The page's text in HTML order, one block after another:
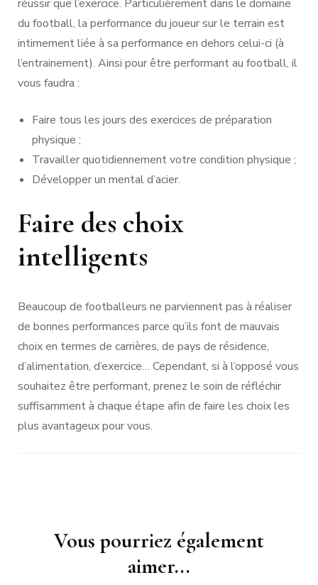
réussir que l’exercice. Particulièrement dans le domaine
du football, la performance du joueur sur le terrain est
intimement liée à sa performance en dehors celui-ci (à
l’entrainement). Ainsi pour être performant au football, il
vous faudra :
Faire tous les jours des exercices de préparation
physique ;
Travailler quotidiennement votre condition physique ;
Développer un mental d’acier.
Faire des choix
intelligents
Beaucoup de footballeurs ne parviennent pas à réaliser
de bonnes performances parce qu’ils font de mauvais
choix en termes de carrières, de pays de résidence,
d’alimentation, d’exercice… Cependant, si à l’opposé vous
souhaitez être performant, prenez le soin de réfléchir
suffisamment à chaque étape afin de faire les choix les
plus avantageux pour vous.
Navigation
Vous pourriez également
aimer...